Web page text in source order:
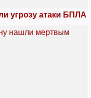
угрозу атаки БПЛА